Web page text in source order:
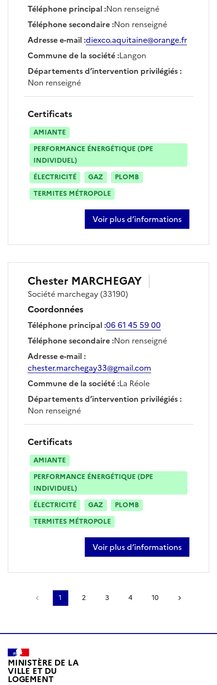
Téléphone principal:Non renseigné
Téléphone secondaire:Non renseigné
Adresse e-mail:diexco.aquitaine@orange.fr
Commune de la société:Langon
Départements d’intervention privilégiés:
Non renseigné
Certificats
AMIANTE
PERFORMANCE ÉNERGÉTIQUE (DPE
INDIVIDUEL)
ÉLECTRICITÉ
GAZ
PLOMB
TERMITES MÉTROPOLE
Voir plus d’informations
sur emmanuel vasilieres
Chester MARCHEGAY
Société marchegay(33190)
Coordonnées
Téléphone principal:06 61 45 59 00
Téléphone secondaire:Non renseigné
Adresse e-mail:
chester.marchegay33@gmail.com
Commune de la société:La Réole
Départements d’intervention privilégiés:
Non renseigné
Certificats
AMIANTE
PERFORMANCE ÉNERGÉTIQUE (DPE
INDIVIDUEL)
ÉLECTRICITÉ
GAZ
PLOMB
TERMITES MÉTROPOLE
Voir plus d’informations
sur chester marchegay
Page précédente
1 2 3 4 10
MINISTÈRE DE LA
VILLE ET DU
LOGEMENT